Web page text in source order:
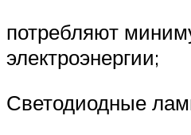
потребляют
электроэнергии;
Светодиодные